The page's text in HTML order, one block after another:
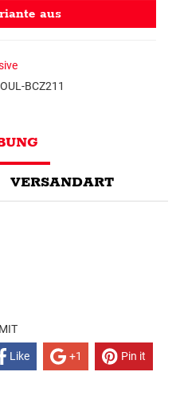
aus
BCZ211
VERSANDART
Like +1 Pin it